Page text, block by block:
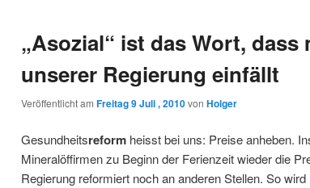
„Asozial“ ist das Wort, dass
unserer Regierung einfällt
Veröffentlicht am Freitag 9 Juli , 2010von Holger
Gesundheitsreform heisst bei uns: Preise anheben.
Mineralöffirmen zu Beginn der Ferienzeit wieder die
Regierung reformiert noch an anderen Stellen. So